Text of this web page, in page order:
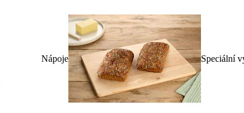
Nápoje Speciální